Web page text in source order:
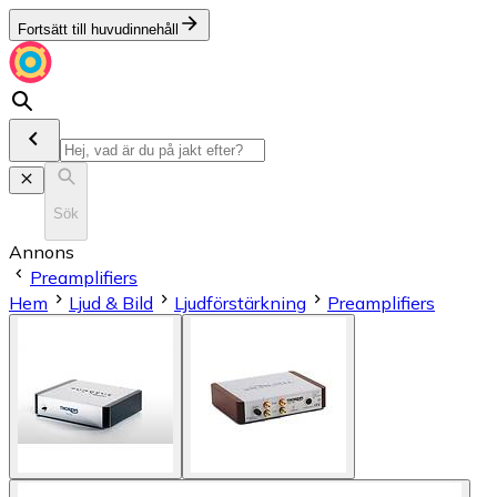
Fortsätt till huvudinnehåll
Sök
Annons
Preamplifiers
Hem
Ljud & Bild Ljudförstärkning Preamplifiers